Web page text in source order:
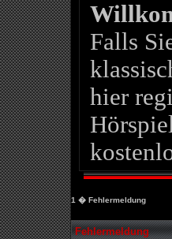
Falls
hier
1 � Fehlermeldung
Fehlermeldung